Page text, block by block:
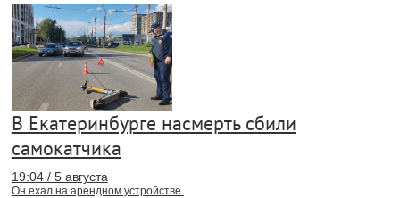
В Екатеринбурге насмерть сбили
самокатчика
19:04 / 5 августа
Он ехал на арендном устройстве.